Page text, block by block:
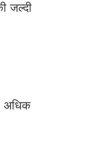
जल्दी
अधिक